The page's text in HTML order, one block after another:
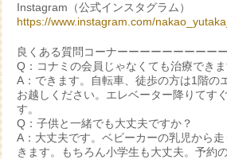
Instagram（公式インスタグラム）
https://www.instagram.com/
良くある質問コーナーーーーーーーーーー
Q：コナミの会員じゃなくても治療できま
A：できます。自転車、徒歩の方は1階の
お越しください。エレベーター降りてす
す。
Q：子供と一緒でも大丈夫ですか？
A：大丈夫です。ベビーカーの乳児から
きます。もちろん小学生も大丈夫。予約